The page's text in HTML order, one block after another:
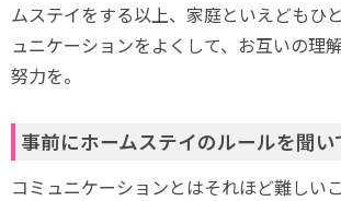
ムステイをする以上、家庭といえどもひ
ュニケーションをよくして、お互いの理
努力を。
事前にホームステイのルールを聞い
コミュニケーションとはそれほど難しい